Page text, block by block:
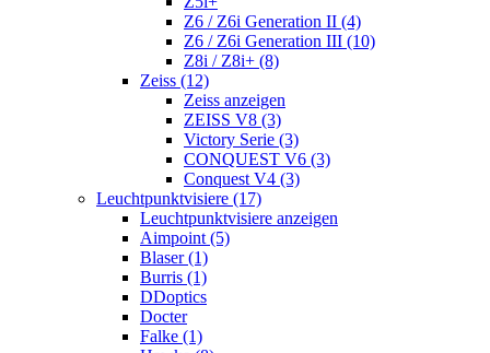
Z6 / Z6i Generation II (4)
Z6 / Z6i Generation III (10)
Z8i / Z8i+ (8)
Zeiss (12)
Zeiss anzeigen
ZEISS V8 (3)
Victory Serie (3)
CONQUEST V6 (3)
Conquest V4 (3)
Leuchtpunktvisiere (17)
Leuchtpunktvisiere anzeigen
Aimpoint (5)
Blaser (1)
Burris (1)
DDoptics
Docter
Falke (1)